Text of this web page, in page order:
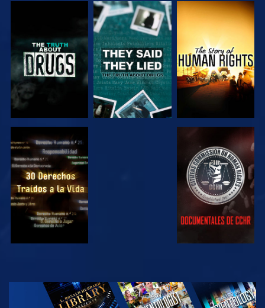
VE VE
VE VE
VE
EXPLORA LAS
SERIES